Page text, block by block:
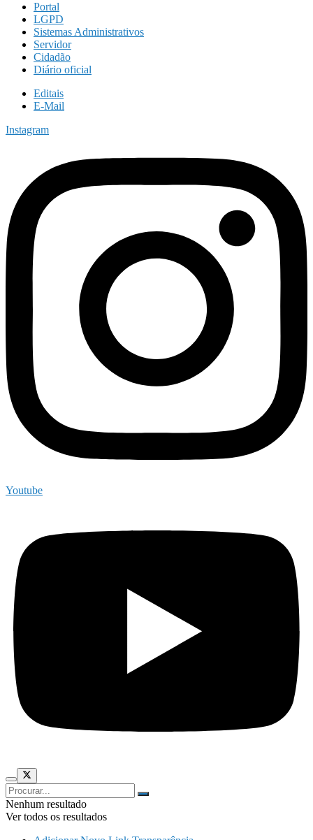
Portal
LGPD
Sistemas Administrativos
Servidor
Cidadão
Diário oficial
Editais
E-Mail
Instagram
Youtube
Nenhum resultado
Ver todos os resultados